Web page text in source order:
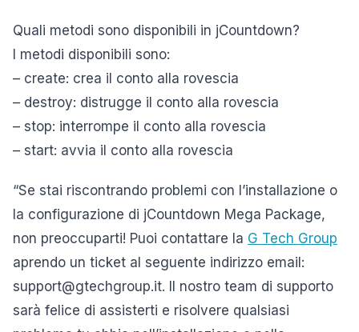
Quali metodi sono disponibili in jCountdown?
I metodi disponibili sono:
– create: crea il conto alla rovescia
– destroy: distrugge il conto alla rovescia
– stop: interrompe il conto alla rovescia
– start: avvia il conto alla rovescia
“Se stai riscontrando problemi con l’installazione o
la configurazione di jCountdown Mega Package,
non preoccuparti! Puoi contattare la G Tech Group
aprendo un ticket al seguente indirizzo email:
support@gtechgroup.it. Il nostro team di supporto
sarà felice di assisterti e risolvere qualsiasi